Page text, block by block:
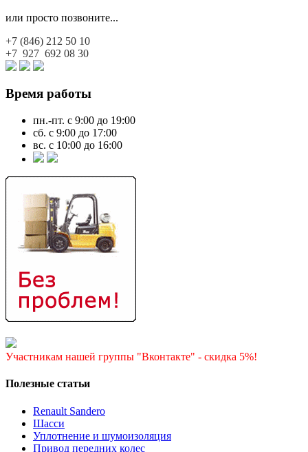
или просто позвоните...
+7 (846) 212 50 10
+7 927 692 08 30
Время работы
пн.-пт. с 9:00 до 19:00
сб. с 9:00 до 17:00
вс. с 10:00 до 16:00
Участникам нашей группы "Вконтакте" - скидка 5%!
Полезные статьи
Renault Sandero
Шасси
Уплотнение и шумоизоляция
Привод передних колес